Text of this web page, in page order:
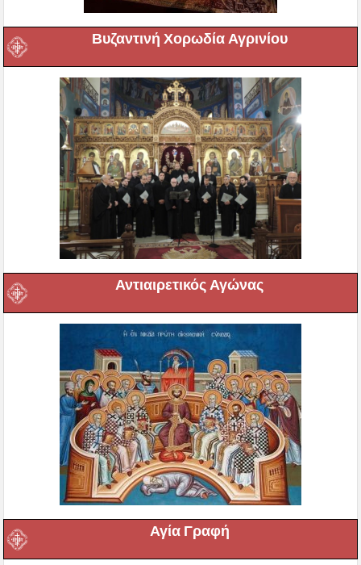
Βυζαντινή Χορωδία Αγρινίου
Αντιαιρετικός Αγώνας
Αγία Γραφή